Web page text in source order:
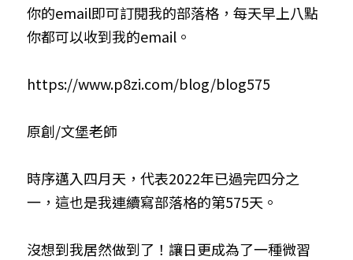
好書推廌
自我挑戰
八字高階班
五行計算初階班
五行計算高階班
團隊訓練營
八字批命
科學八字推理3
輕鬆學會科學八字推理
上課預約
FB粉絲頁
搜索
support@p8zicourse.com
你的email即可訂閱我的部落格，每天早上八點
你都可以收到我的email。
https://www.p8zi.com/blog/blog575
原創/文堡老師
時序邁入四月天，代表2022年已過完四分之
一，這也是我連續寫部落格的第575天。
沒想到我居然做到了！讓日更成為了一種微習